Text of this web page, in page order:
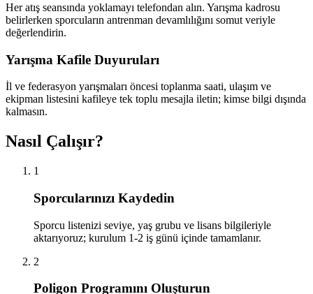
Her atış seansında yoklamayı telefondan alın. Yarışma kadrosu
belirlerken sporcuların antrenman devamlılığını somut veriyle
değerlendirin.
Yarışma Kafile Duyuruları
İl ve federasyon yarışmaları öncesi toplanma saati, ulaşım ve
ekipman listesini kafileye tek toplu mesajla iletin; kimse bilgi dışında
kalmasın.
Nasıl Çalışır?
1
Sporcularınızı Kaydedin
Sporcu listenizi seviye, yaş grubu ve lisans bilgileriyle
aktarıyoruz; kurulum 1-2 iş günü içinde tamamlanır.
2
Poligon Programını Oluşturun